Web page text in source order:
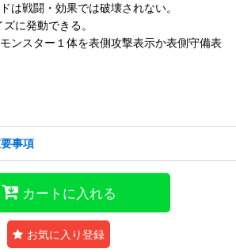
は戦闘・効果では破壊されない。
に発動できる。
ンスター１体を表側攻撃表示か表側守備表
事項
カートに入れる
お気に入り登録